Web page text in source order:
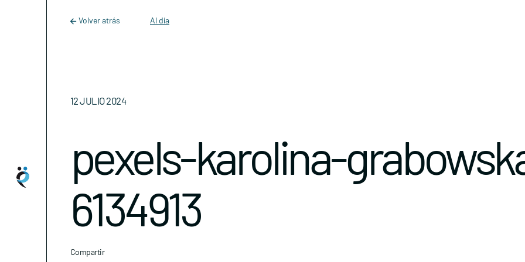
Main Navigation
Volver atrás Al día
12 JULIO 2024
pexels-karolina-
6134913
Compartir